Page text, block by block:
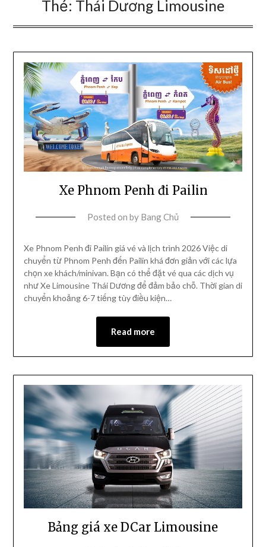
Thẻ: Thái Dương Limousine
Xe Phnom Penh đi Pailin
Posted on by Bang Chủ
Xe Phnom Penh đi Pailin giá vé và lịch trình 2026 Việc di
chuyển từ Phnom Penh đến Pailin khá đơn giản với các lựa
chọn xe khách/minivan. Bạn có thể đặt vé qua các dịch vụ
như Xe Limousine Thái Dương để đảm bảo chỗ. Thời gian di
chuyển khoảng 6-7 tiếng tùy điều kiện…
Read more
Bảng giá xe DCar Limousine